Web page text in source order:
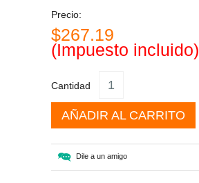
Precio:
$267.19
(Impuesto incluido)
Cantidad
AÑADIR AL CARRITO
Dile a un amigo